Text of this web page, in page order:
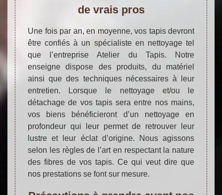
de vrais pros
Une fois par an, en moyenne, vos tapis devront
être confiés à un spécialiste en nettoyage tel
que l’entreprise Atelier du Tapis. Notre
enseigne dispose des produits, du matériel
ainsi que des techniques nécessaires à leur
entretien. Lorsque le nettoyage et/ou le
détachage de vos tapis sera entre nos mains,
vos biens bénéficieront d’un nettoyage en
profondeur qui leur permet de retrouver leur
lustre et leur éclat d’origine. Nous agissons
selon les règles de l’art en respectant la nature
des fibres de vos tapis. Ce qui veut dire que
nos prestations se font sur mesure.